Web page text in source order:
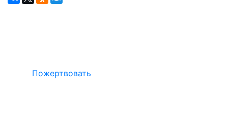
Пожертвовать